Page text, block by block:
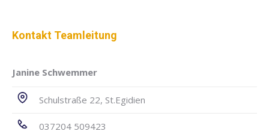
Kontakt Teamleitung
Janine Schwemmer
Schulstraße 22, St.Egidien
037204 509423